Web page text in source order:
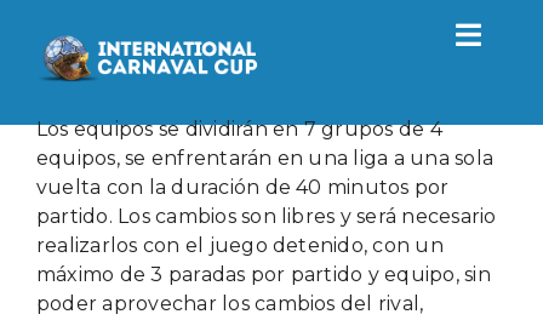
contenido
Torneo
2027
Actualidad
Los equipos se dividirán en 7 grupos de 4
equipos, se enfrentarán en una liga a una sola
vuelta con la duración de 40 minutos por
partido. Los cambios son libres y será necesario
realizarlos con el juego detenido, con un
máximo de 3 paradas por partido y equipo, sin
poder aprovechar los cambios del rival,